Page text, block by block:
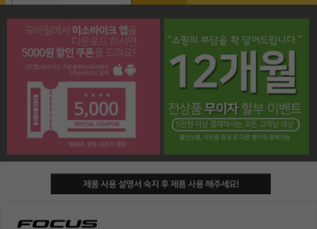
페이코 라이프